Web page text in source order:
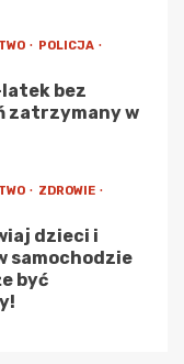
POLICJA
bez
zatrzymany w
ZDROWIE
dzieci i
samochodzie
być